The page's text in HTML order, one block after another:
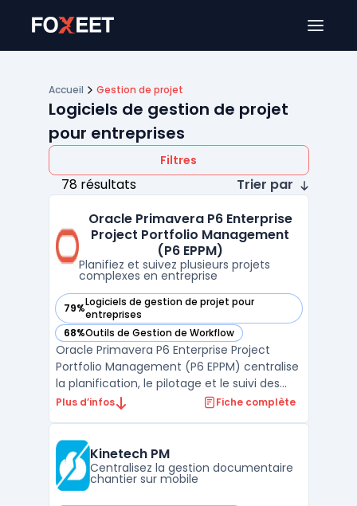
Accueil Gestion de projet
Logiciels de gestion de projet
pour entreprises
Filtres
78 résultats
Trier par
Oracle Primavera P6 Enterprise
Project Portfolio Management
(P6 EPPM)
Planifiez et suivez plusieurs projets
complexes en entreprise
79%Logiciels de gestion de projet pour
entreprises
— voir Oracle Primavera P6 Enterprise Project Portfolio
68%Outils de Gestion de Workflow
— voir Oracle Primavera P6 Enterprise Project Portfolio
Oracle Primavera P6 Enterprise Project
Portfolio Management (P6 EPPM) centralise
la planification, le pilotage et le suivi des
projets, programmes et portefeuilles à
de portefeuilles. Dans les contextes où
plusieurs cha ...
Plus d’infos Fiche complète
Kinetech PM
Centralisez la gestion documentaire
chantier sur mobile